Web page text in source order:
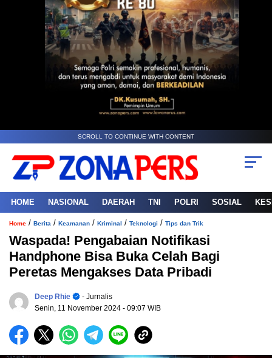
SCROLL TO CONTINUE WITH CONTENT
HOME NASIONAL DAERAH TNI POLRI SOSIAL
Home / Berita / Keamanan / Kriminal / Teknologi / Tips dan Trik
Waspada! Pengabaian Notifikasi
Handphone Bisa Buka Celah Bagi
Peretas Mengakses Data Pribadi
Deep Rhie
- Jurnalis
Senin, 11 November 2024 - 09:07 WIB